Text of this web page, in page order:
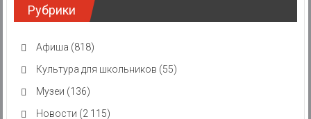
Рубрики
Афиша (818)
Культура для школьников (55)
Музеи (136)
Новости (2 115)